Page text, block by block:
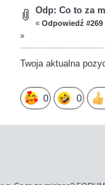
Odp: Co to za
« Odpowiedź #269
»
Twoja aktualna
0 0